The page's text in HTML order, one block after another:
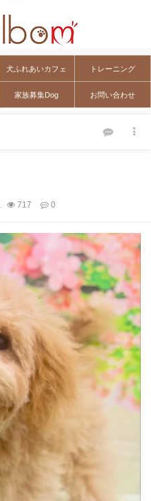
犬ふれあいカフェ トレーニング
家族募集Dog お問い合わせ
717 0